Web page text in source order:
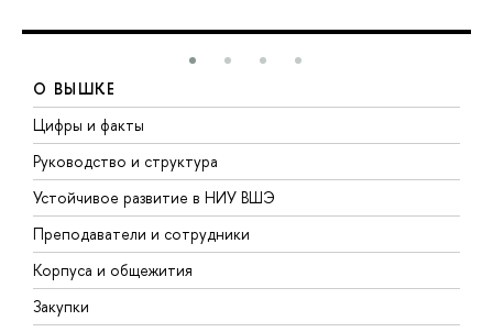
О ВЫШКЕ
Цифры и факты
Руководство и структура
Устойчивое развитие в НИУ ВШЭ
Преподаватели и сотрудники
Корпуса и общежития
Закупки